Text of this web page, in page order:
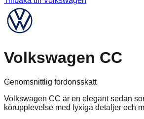
Volkswagen CC
Genomsnittlig fordonsskatt
Volkswagen CC är en elegant sedan
körupplevelse med lyxiga detaljer och